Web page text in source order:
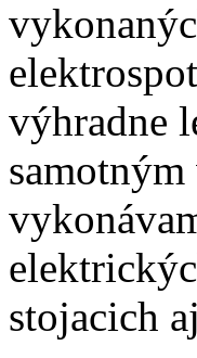
výhradne
stojacich